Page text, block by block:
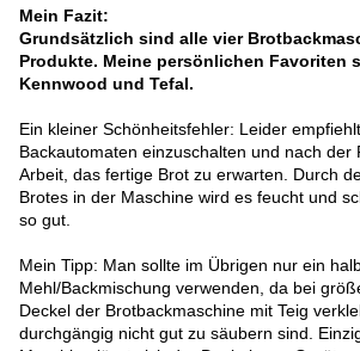
Mein Fazit:
Grundsätzlich sind alle vier
Produkte. Meine persönlichen Favoriten
Kennwood und Tefal.
Ein kleiner Schönheitsfehler: Leider
Backautomaten einzuschalten und nach der
Arbeit, das fertige Brot zu erwarten. Durch
Brotes in der Maschine wird es feucht und
so gut.
Mein Tipp: Man sollte im Übrigen nur ein
Mehl/Backmischung verwenden, da bei
Deckel der Brotbackmaschine mit Teig
durchgängig nicht gut zu säubern sind.